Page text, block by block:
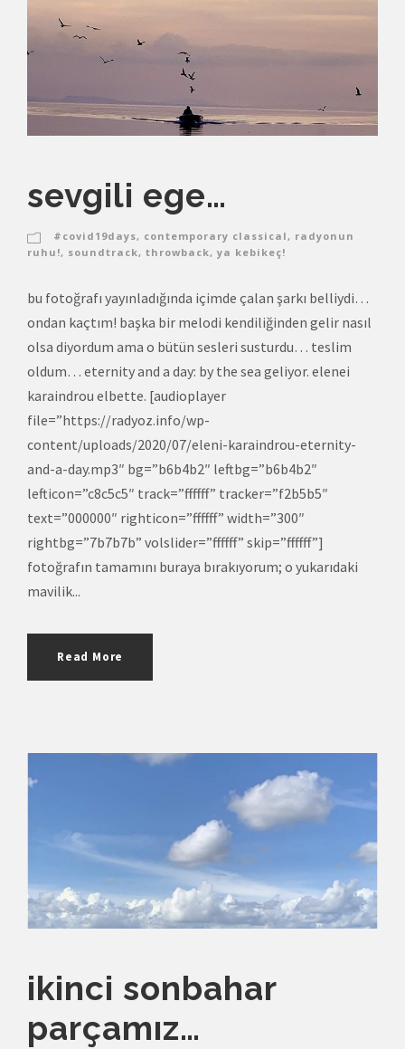
sevgili ege…
#covid19days, contemporary classical , radyonun
ruhu!, soundtrack, throwback, ya kebikeç!
bu fotoğrafı yayınladığında içimde çalan şarkı belliydi…
ondan kaçtım! başka bir melodi kendiliğinden gelir nasıl
olsa diyordum ama o bütün sesleri susturdu… teslim
oldum… eternity and a day: by the sea geliyor. elenei
karaindrou elbette. [audioplayer
file=”https://radyoz.info/wp-
content/uploads/2020/07/eleni-karaindrou-eternity-
and-a-day.mp3″ bg=”b6b4b2″ leftbg=”b6b4b2″
lefticon=”c8c5c5″ track=”ffffff” tracker=”f2b5b5″
text=”000000″ righticon=”ffffff” width=”300″
rightbg=”7b7b7b” volslider=”ffffff” skip=”ffffff”]
fotoğrafın tamamını buraya bırakıyorum; o yukarıdaki
mavilik...
Read More
ikinci sonbahar
parçamız…